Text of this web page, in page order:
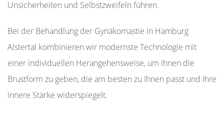
Unsicherheiten und Selbstzweifeln führen.
Bei der Behandlung der Gynäkomastie in Hamburg
Alstertal kombinieren wir modernste Technologie mit
einer individuellen Herangehensweise, um Ihnen die
Brustform zu geben, die am besten zu Ihnen passt und Ihre
innere Stärke widerspiegelt.